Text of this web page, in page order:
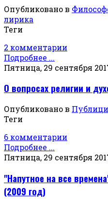
Опубликовано в
лирика
Теги
2 комментарии
Подробнее ...
Пятница, 29 сентября
О вопросах религии и
Опубликовано в
Теги
6 комментарии
Подробнее ...
Пятница, 29 сентября
"Напутное на все
(2009 год)